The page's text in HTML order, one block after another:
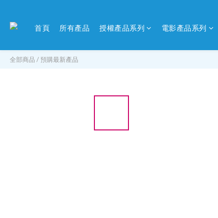
首頁 所有產品 授權產品系列 電影產品系列
全部商品 /預購最新產品